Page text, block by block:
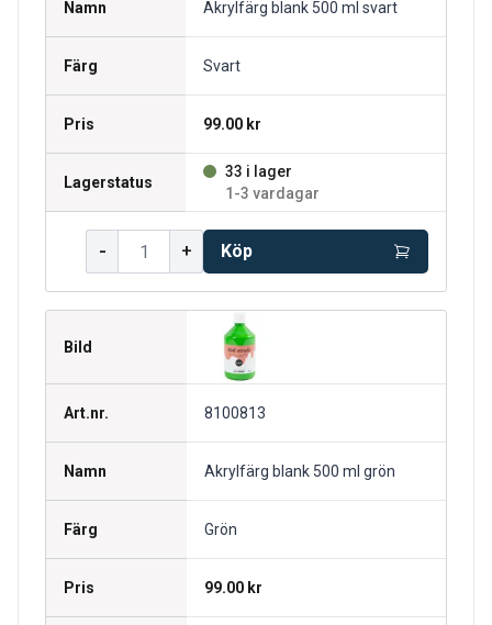
Namn Akrylfärg blank 500 ml svart
Färg Svart
Pris 99.00 kr
Lagerstatus
33 i lager
1-3 vardagar
- + Köp
Bild
Art.nr. 8100813
Namn Akrylfärg blank 500 ml grön
Färg Grön
Pris 99.00 kr